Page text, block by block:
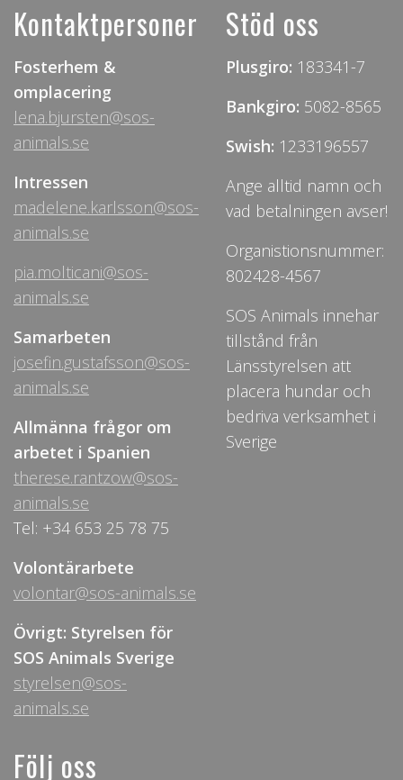
Kontaktpersoner
Fosterhem &
omplacering
lena.bjursten@sos-
animals.se
Intressen
madelene.karlsson@sos-
animals.se
pia.molticani@sos-
animals.se
Samarbeten
josefin.gustafsson@sos-
animals.se
Allmänna frågor om
arbetet i Spanien
therese.rantzow@sos-
animals.se
Tel: +34 653 25 78 75
Volontärarbete
volontar@sos-animals.se
Övrigt: Styrelsen för
SOS Animals Sverige
styrelsen@sos-
animals.se
Stöd oss
Plusgiro: 183341-7
Bankgiro: 5082-8565
Swish: 1233196557
Ange alltid namn och
vad betalningen avser!
Organistionsnummer:
802428-4567
SOS Animals innehar
tillstånd från
Länsstyrelsen att
placera hundar och
bedriva verksamhet i
Sverige
Följ oss